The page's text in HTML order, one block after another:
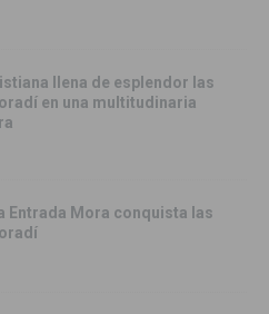
llena de esplendor las
en una multitudinaria
Entrada Mora conquista las